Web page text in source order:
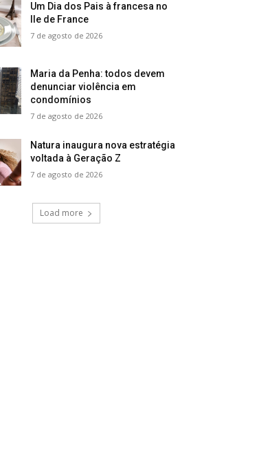
Um Dia dos Pais à francesa no
Ile de France
7 de agosto de 2026
Maria da Penha: todos devem
denunciar violência em
condomínios
7 de agosto de 2026
Natura inaugura nova estratégia
voltada à Geração Z
7 de agosto de 2026
Load more